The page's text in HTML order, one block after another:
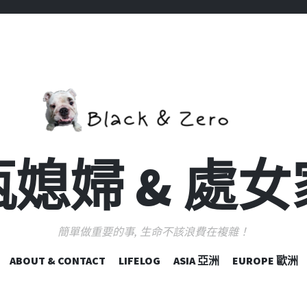
婦 & 處
簡單做重要的事, 生命不該浪費在複雜！
跳
ABOUT & CONTACT LIFELOG ASIA 亞洲 EUROPE 歐洲